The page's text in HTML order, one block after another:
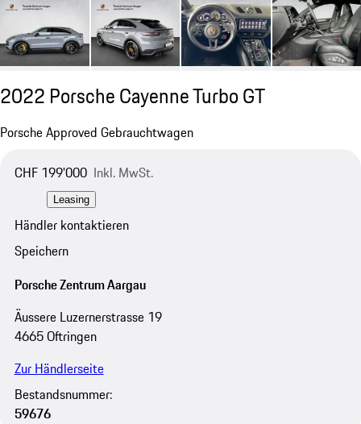
2022 Porsche Cayenne Turbo GT
Porsche Approved Gebrauchtwagen
CHF 199'000 Inkl. MwSt.
Leasing
Händler kontaktieren
Speichern
Porsche Zentrum Aargau
Äussere Luzernerstrasse 19
4665 Oftringen
Zur Händlerseite
Bestandsnummer:
59676